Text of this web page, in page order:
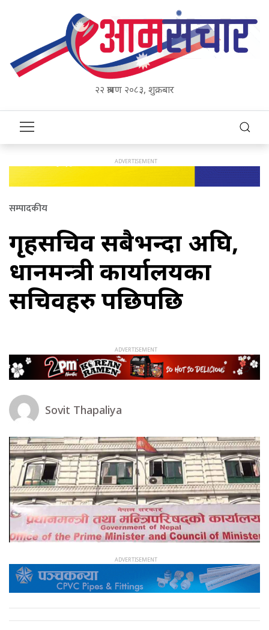
२२ श्रावण २०८३, शुक्रबार
सम्पादकीय
गृहसचिव सबैभन्दा अघि,
प्रधानमन्त्री कार्यालयका
सचिवहरु पछिपछि
Sovit Thapaliya